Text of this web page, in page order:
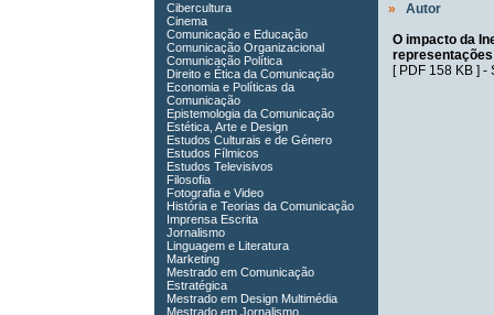
Cibercultura
Cinema
Comunicação e Educação
Comunicação Organizacional
Comunicação Política
Direito e Ética da Comunicação
Economia e Políticas da
Comunicação
Epistemologia da Comunicação
Estética, Arte e Design
Estudos Culturais e de Género
Estudos Fílmicos
Estudos Televisivos
Filosofia
Fotografia e Video
História e Teorias da Comunicação
Imprensa Escrita
Jornalismo
Linguagem e Literatura
Marketing
Mestrado em Comunicação
Estratégica
Mestrado em Design Multimédia
Mestrado em Jornalismo
»
Autor
O impacto da
representações
[ PDF 158 KB] -